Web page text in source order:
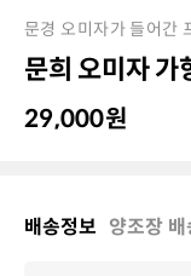
문경 오미자가 들어간
문희 오미자 가
29,000원
배송정보 양조장 배